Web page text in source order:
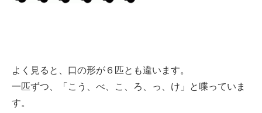
よく見ると、口の形が６匹とも違います。
一匹ずつ、「こう、べ、こ、ろ、っ、け」と喋っていま
す。